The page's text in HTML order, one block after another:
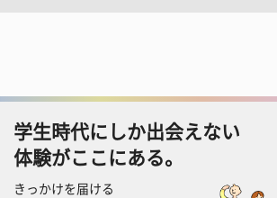
学生時代にしか出会えない
体験がここにある。
きっかけを届ける